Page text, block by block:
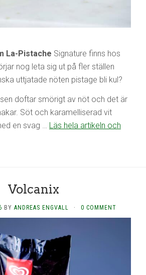
La-Pistache Signature finns hos
nog leta sig ut på fler ställen
uttjatade nöten pistage bli kul?
doftar smörigt av nöt och det är
Söt och karamelliserad vit
en svag … Läs hela artikeln och
Volcanix
BY ANDREAS ENGVALL · 0 COMMENT